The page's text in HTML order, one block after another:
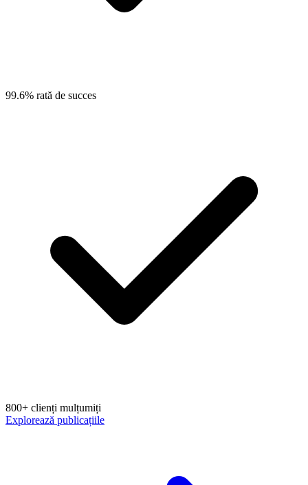
99.6% rată de succes
800+ clienți mulțumiți
Explorează publicațiile